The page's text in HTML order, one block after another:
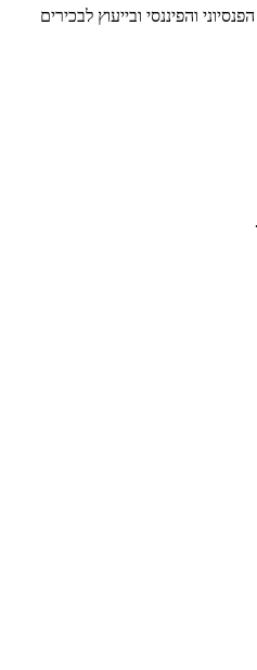
הפנסיוני והפיננסי ובייעוץ לבכירים